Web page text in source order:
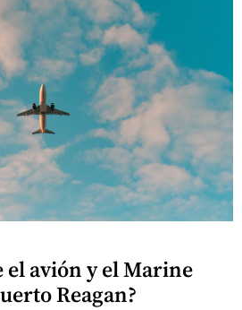
el avión y el Marine
Reagan?